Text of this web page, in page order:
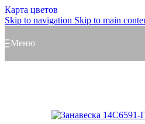
Карта цветов
Skip to navigation Skip to main
Меню